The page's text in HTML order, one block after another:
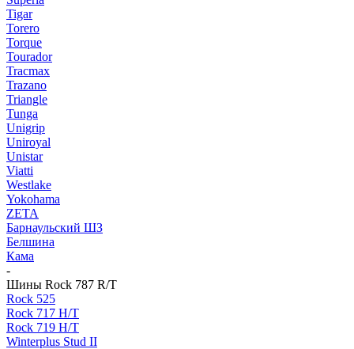
Tigar
Torero
Torque
Tourador
Tracmax
Trazano
Triangle
Tunga
Unigrip
Uniroyal
Unistar
Viatti
Westlake
Yokohama
ZETA
Барнаульский ШЗ
Белшина
Кама
-
Шины Rock 787 R/T
Rock 525
Rock 717 H/T
Rock 719 H/T
Winterplus Stud II